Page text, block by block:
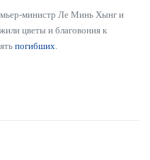
министр Ле Минь Хынг и
цветы и благовония к
погибших.